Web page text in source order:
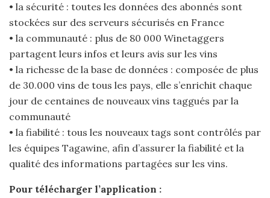
• la sécurité : toutes les données des abonnés sont
stockées sur des serveurs sécurisés en France
• la communauté : plus de 80 000 Winetaggers
partagent leurs infos et leurs avis sur les vins
• la richesse de la base de données : composée de plus
de 30.000 vins de tous les pays, elle s’enrichit chaque
jour de centaines de nouveaux vins taggués par la
communauté
• la fiabilité : tous les nouveaux tags sont contrôlés par
les équipes Tagawine, afin d’assurer la fiabilité et la
qualité des informations partagées sur les vins.
Pour télécharger l’application :